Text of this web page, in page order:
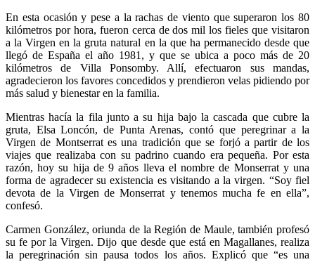
En esta ocasión y pese a la rachas de viento que superaron los 80
kilómetros por hora, fueron cerca de dos mil los fieles que visitaron
a la Virgen en la gruta natural en la que ha permanecido desde que
llegó de España el año 1981, y que se ubica a poco más de 20
kilómetros de Villa Ponsomby. Allí, efectuaron sus mandas,
agradecieron los favores concedidos y prendieron velas pidiendo por
más salud y bienestar en la familia.
Mientras hacía la fila junto a su hija bajo la cascada que cubre la
gruta, Elsa Loncón, de Punta Arenas, contó que peregrinar a la
Virgen de Montserrat es una tradición que se forjó a partir de los
viajes que realizaba con su padrino cuando era pequeña. Por esta
razón, hoy su hija de 9 años lleva el nombre de Monserrat y una
forma de agradecer su existencia es visitando a la virgen. “Soy fiel
devota de la Virgen de Monserrat y tenemos mucha fe en ella”,
confesó.
Carmen González, oriunda de la Región de Maule, también profesó
su fe por la Virgen. Dijo que desde que está en Magallanes, realiza
la peregrinación sin pausa todos los años. Explicó que “es una